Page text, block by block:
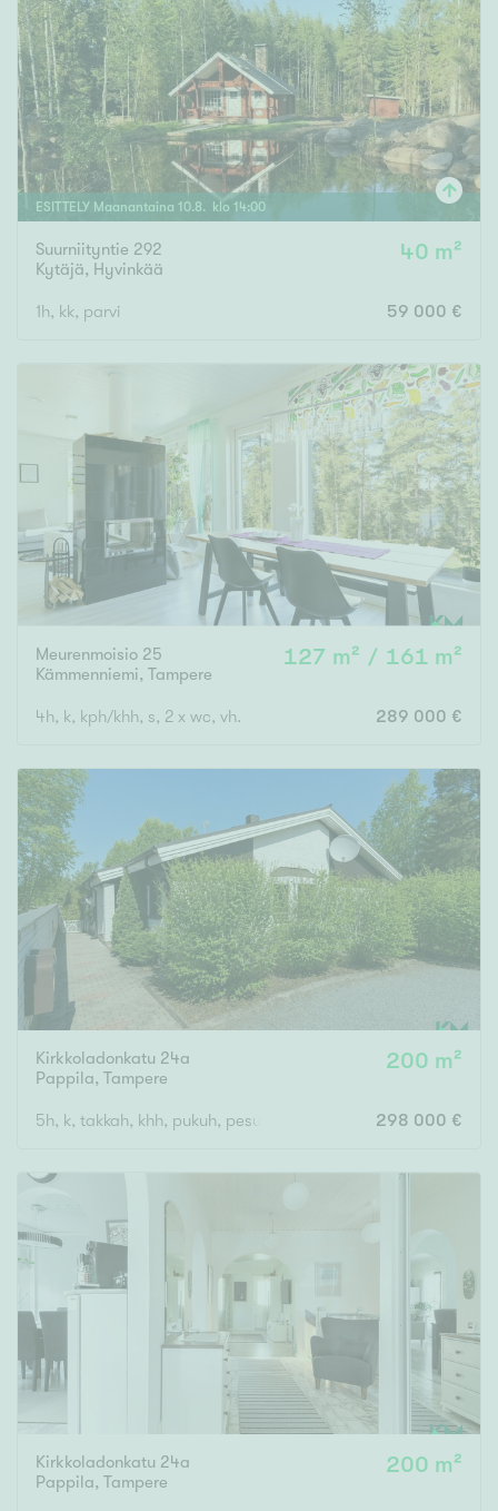
ESITTELY Maanantaina 10.8. klo 14:00
Suurniityntie 292
Kytäjä, Hyvinkää
40 m²
1h, kk, parvi 59 000 €
Meurenmoisio 25
Kämmenniemi, Tampere
127 m² / 161 m²
4h, k, kph/khh, s, 2 x wc, vh. 289 000 €
Kirkkoladonkatu 24a
Pappila, Tampere
200 m²
5h, k, takkah, khh, pukuh, pesuh, s, ask.h, kph/wc, erill.wc, vh
298 000 €
Kirkkoladonkatu 24a
Pappila, Tampere
200 m²